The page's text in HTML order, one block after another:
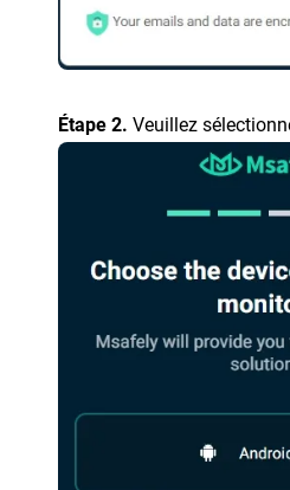
Étape 2. Veuillez